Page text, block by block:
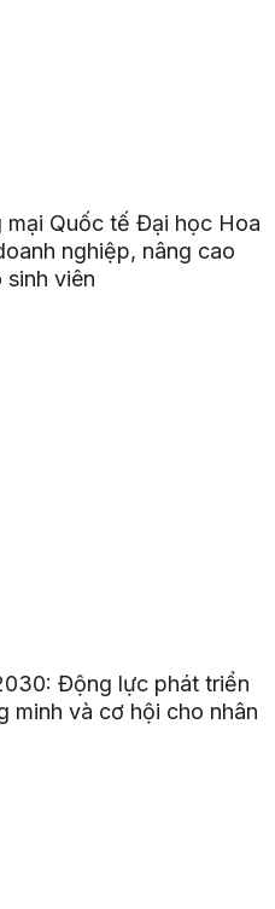
mại Quốc tế Đại học Hoa
nghiệp, nâng cao
viên
Động lực phát triển
minh và cơ hội cho nhân